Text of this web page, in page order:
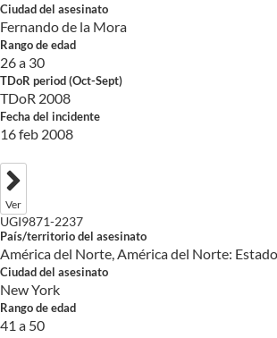
Ciudad del asesinato
Fernando de la Mora
Rango de edad
26 a 30
TDoR period (Oct-Sept)
TDoR 2008
Fecha del incidente
16 feb 2008
Ver
UGI9871-2237
País/territorio del asesinato
América del Norte, América del Norte:
Ciudad del asesinato
New York
Rango de edad
41 a 50